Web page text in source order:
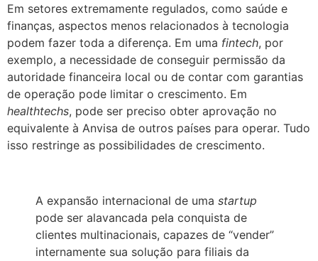
Em setores extremamente regulados, como saúde e
finanças, aspectos menos relacionados à tecnologia
podem fazer toda a diferença. Em uma fintech, por
exemplo, a necessidade de conseguir permissão da
autoridade financeira local ou de contar com garantias
de operação pode limitar o crescimento. Em
healthtechs, pode ser preciso obter aprovação no
equivalente à Anvisa de outros países para operar. Tudo
isso restringe as possibilidades de crescimento.
A expansão internacional de uma startup
pode ser alavancada pela conquista de
clientes multinacionais, capazes de “vender”
internamente sua solução para filiais da